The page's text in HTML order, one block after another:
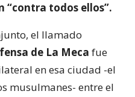
“contra todos ellos”.
el llamado
de La Meca fue
en esa ciudad -el
musulmanes- entre el